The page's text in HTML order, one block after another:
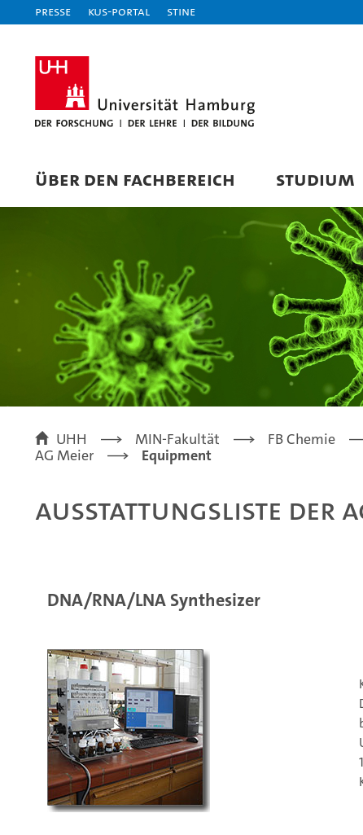
Presse KUS-Portal STiNE
ÜBER DEN FACHBEREICH STUDIUM
UHH MIN-Fakultät FB Chemie
AG Meier
Equipment
Ausstattungsliste der
DNA/RNA/LNA Synthesizer